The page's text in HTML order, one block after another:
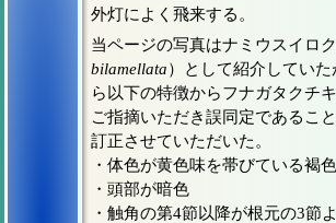
外灯によく飛来する。
当ページの写真はナミウスイロ
bilamellata）として紹介してい
ら以下の特徴からフナガタクチ
ご指摘いただき誤同定であるこ
訂正させていただいた。
・体色が黄色味を帯びている褐色
・頭部が暗色
・触角の第4節以降が根元の3節